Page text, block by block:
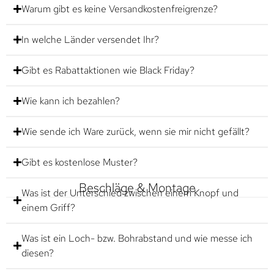
Warum gibt es keine Versandkostenfreigrenze?
In welche Länder versendet Ihr?
Gibt es Rabattaktionen wie Black Friday?
Wie kann ich bezahlen?
Wie sende ich Ware zurück, wenn sie mir nicht gefällt?
Gibt es kostenlose Muster?
Beschläge & Montage
Was ist der Unterschied zwischen einem Knopf und
einem Griff?
Was ist ein Loch- bzw. Bohrabstand und wie messe ich
diesen?